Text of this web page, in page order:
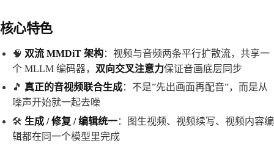
核心特色
🧠 双流 MMDiT 架构：视频与音频两条平行扩散流，共享一
个 MLLM 编码器， 双向交叉注意力保证音画底层同步
🎵 真正的音视频联合生成：不是”先出画面再配音”，而是从
噪声开始就一起去噪
🛠️ 生成 / 修复 / 编辑统一：图生视频、视频续写、视频内容编
辑都在同一个模型里完成